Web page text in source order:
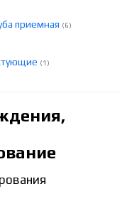
приемная (6)
(1)